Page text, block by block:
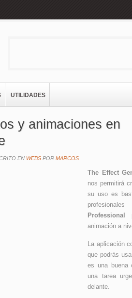
UTILIDADES
y animaciones en
EN WEBS POR MARCOS
The Effect
nos permitirá
su uso es
Professional
animación a
La aplicación
que podrás
es una buena
una tarea
delante.